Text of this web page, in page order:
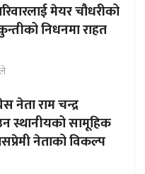
मेयर चौधरीको
निधनमा राहत
नेता राम चन्द्र
स्थानीयको सामूहिक
नेताको विकल्प